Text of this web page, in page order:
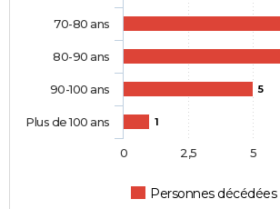
5
1
Personnes décédées
70-80 ans
80-90 ans
90-100 ans
Plus de 100 ans
0 2,5 5